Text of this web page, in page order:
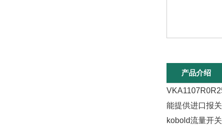
产品介绍
能提供进口报
kobold流量开